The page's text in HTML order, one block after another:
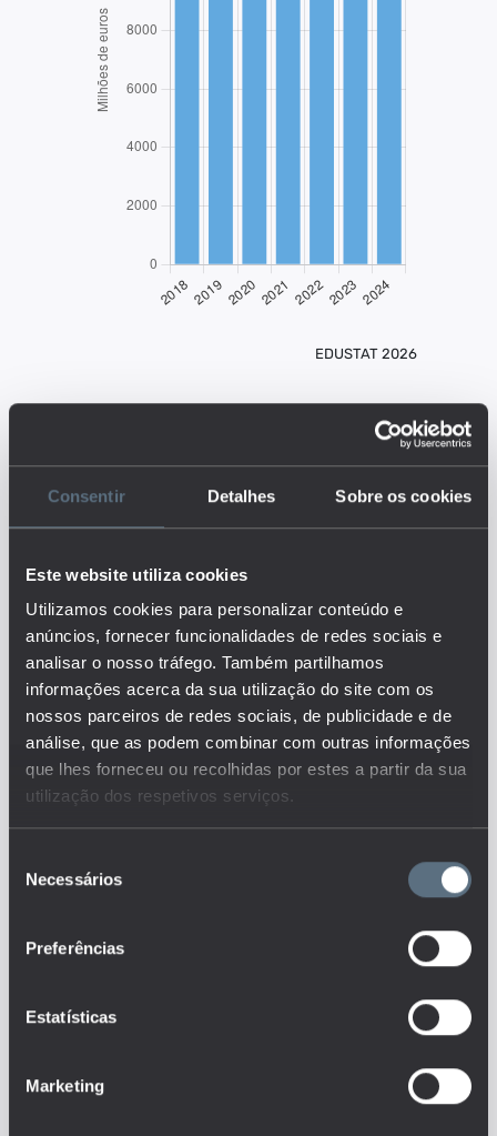
Consentir Detalhes Sobre os cookies
Este website utiliza cookies
Utilizamos cookies para personalizar conteúdo e
anúncios, fornecer funcionalidades de redes sociais e
analisar o nosso tráfego. Também partilhamos
informações acerca da sua utilização do site com os
nossos parceiros de redes sociais, de publicidade e de
análise, que as podem combinar com outras informações
que lhes forneceu ou recolhidas por estes a partir da sua
utilização dos respetivos serviços.
Necessários
Preferências
Estatísticas
Marketing
EDUSTAT 2026
Administração Pública no que
diz respeito à educação.
a Administração Central
gerais e direções regionais dos
ministérios), a Administração
Regional (serviços públicos na
dependência dos governos
regionais) e os serviços
municipais ou fundos de
segurança social. Os dados são
apresentados na ótica da
contabilidade nacional. Para os
anos anteriores a 2001, os
unidade milhar de milhão de
Este é um dos indicadores do